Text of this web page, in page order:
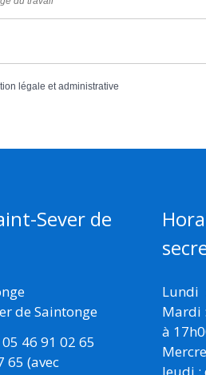
légale et administrative
Sever de
de Saintonge
46 91 02 65
65 (avec
Lundi
Mardi
à